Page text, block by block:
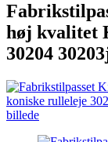
høj kvalitet
30204